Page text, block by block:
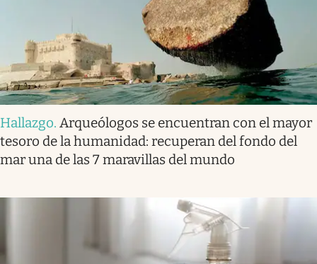
Hallazgo. Arqueólogos se encuentran con el mayor
tesoro de la humanidad: recuperan del fondo del
mar una de las 7 maravillas del mundo